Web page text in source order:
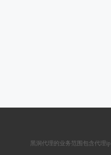
黑洞代理的业务范围包含代理ip